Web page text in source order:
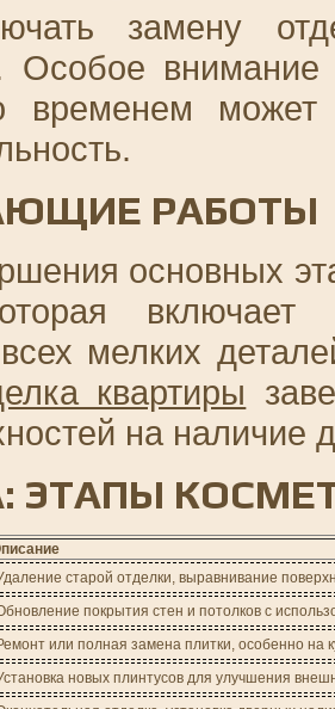
замену
Особое
временем может
РАБОТЫ
основных
мелких
квартиры
на наличие
ЭТАПЫ
старой отделки, выравнивание
покрытия стен и потолков с
или полная замена плитки, особенно на
новых плинтусов для улучшения